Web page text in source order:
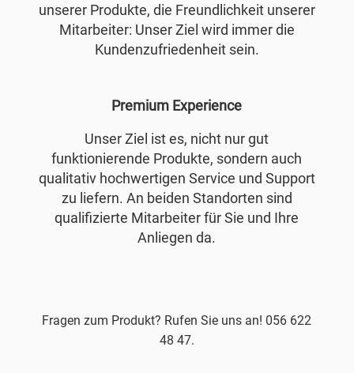
unserer Produkte, die Freundlichkeit unserer
Mitarbeiter: Unser Ziel wird immer die
Kundenzufriedenheit sein.
Premium Experience
Unser Ziel ist es, nicht nur gut
funktionierende Produkte, sondern auch
qualitativ hochwertigen Service und Support
zu liefern. An beiden Standorten sind
qualifizierte Mitarbeiter für Sie und Ihre
Anliegen da.
Fragen zum Produkt? Rufen Sie uns an! 056 622
48 47.